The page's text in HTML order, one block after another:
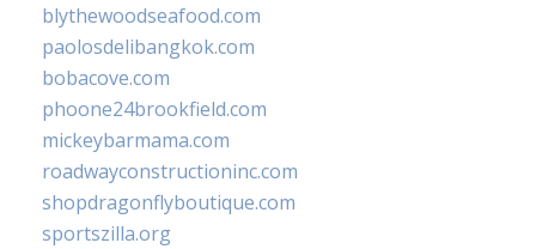
blythewoodseafood.com
paolosdelibangkok.com
bobacove.com
phoone24brookfield.com
mickeybarmama.com
roadwayconstructioninc.com
shopdragonflyboutique.com
sportszilla.org